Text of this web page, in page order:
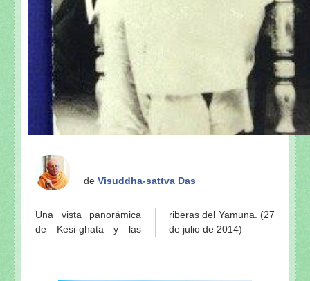
de Visuddha-sattva Das
Una vista panorámica
de Kesi-ghata y las
riberas del Yamuna. (27
de julio de 2014)